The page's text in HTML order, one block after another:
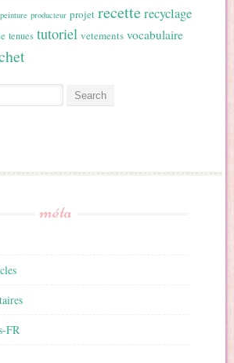
peinture producteur projet recetterecyclage
tenues tutoriel vetements vocabulaire
méta
FR